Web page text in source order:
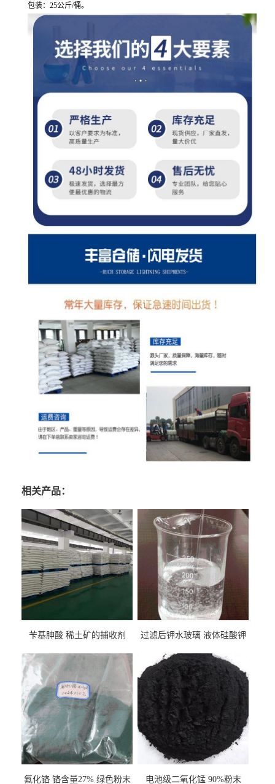
包装：25公斤/桶。
相关产品：
苄基胂酸 稀土矿的捕收剂 过滤后钾水玻璃 液体硅酸钾
氟化铬 铬含量27% 绿色粉末 电池级二氧化锰 90%粉末